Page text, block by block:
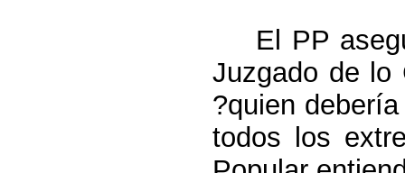
El PP
Juzgado de lo
?quien
todos los